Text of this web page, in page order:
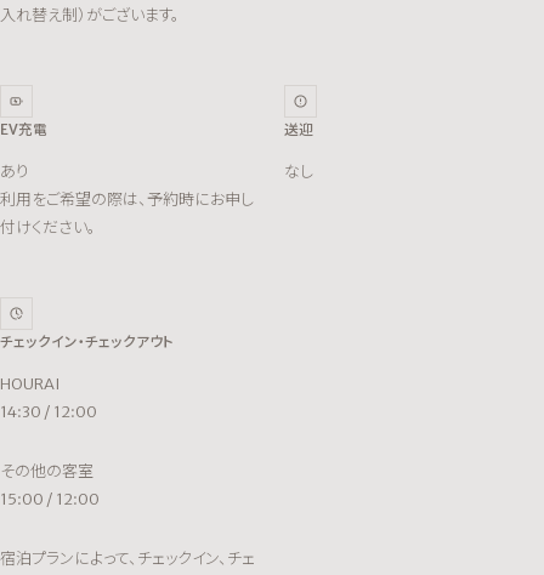
入れ替え制）がございます。
EV充電
あり
利用をご希望の際は、予約時にお申し
付けください。
送迎
なし
チェックイン・チェックアウト
HOURAI
14:30 / 12:00
その他の客室
15:00 / 12:00
宿泊プランによって、チェックイン、チェ